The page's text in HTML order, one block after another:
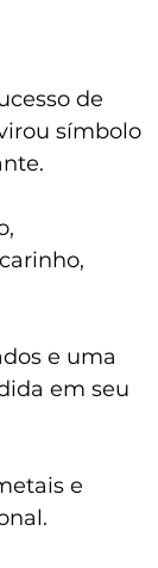
de
símbolo
e uma
em seu
e